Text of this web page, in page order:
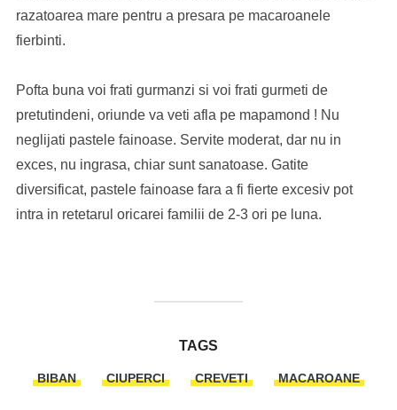
razatoarea mare pentru a presara pe macaroanele
fierbinti.
Pofta buna voi frati gurmanzi si voi frati gurmeti de
pretutindeni, oriunde va veti afla pe mapamond ! Nu
neglijati pastele fainoase. Servite moderat, dar nu in
exces, nu ingrasa, chiar sunt sanatoase. Gatite
diversificat, pastele fainoase fara a fi fierte excesiv pot
intra in retetarul oricarei familii de 2-3 ori pe luna.
TAGS
BIBAN CIUPERCI CREVETI MACAROANE